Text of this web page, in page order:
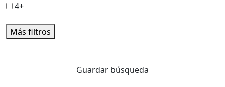
4+
Más filtros
Guardar búsqueda